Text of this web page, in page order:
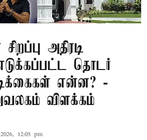
அதிரடி
தொடர்
என்ன? -
விளக்கம்
12:05 pm